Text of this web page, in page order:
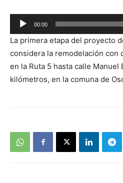
Reproductor
de
audio
00:00
La primera etapa del proyecto
considera la remodelación con
en la Ruta 5 hasta calle
kilómetros, en la comuna de